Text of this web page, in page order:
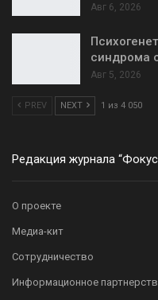
Авг 6, 2026
синдрома
Авг 5, 2026
PREV NEXT 1 из 4 050
Редакция журнала
О проекте
Медиа-кит
Сотрудничество
Информационное